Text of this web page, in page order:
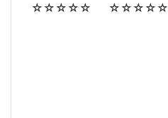
☆☆☆☆☆ ☆☆☆☆☆